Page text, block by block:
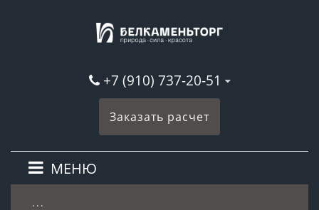
+7 (910) 737-20-51
Заказать расчет
МЕНЮ
. . .